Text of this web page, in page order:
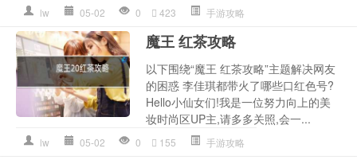
lw 05-02 0 423 手游攻略
魔王 红茶攻略
以下围绕“魔王 红茶攻略”主题解决网友
的困惑 李佳琪都带火了哪些口红色号?
Hello小仙女们!我是一位努力向上的美
妆时尚区UP主,请多多关照,会一...
lw 05-02 0 155 手游攻略